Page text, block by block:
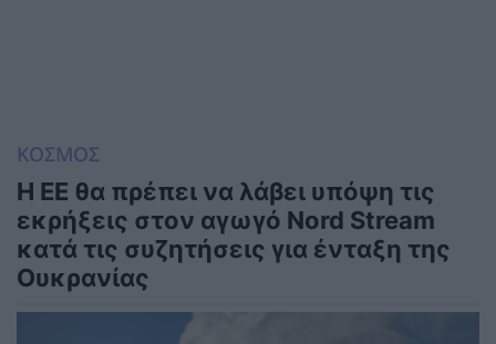
ΚΟΣΜΟΣ
Η ΕΕ θα πρέπει να λάβει υπόψη τις
εκρήξεις στον αγωγό Nord Stream
κατά τις συζητήσεις για ένταξη της
Ουκρανίας